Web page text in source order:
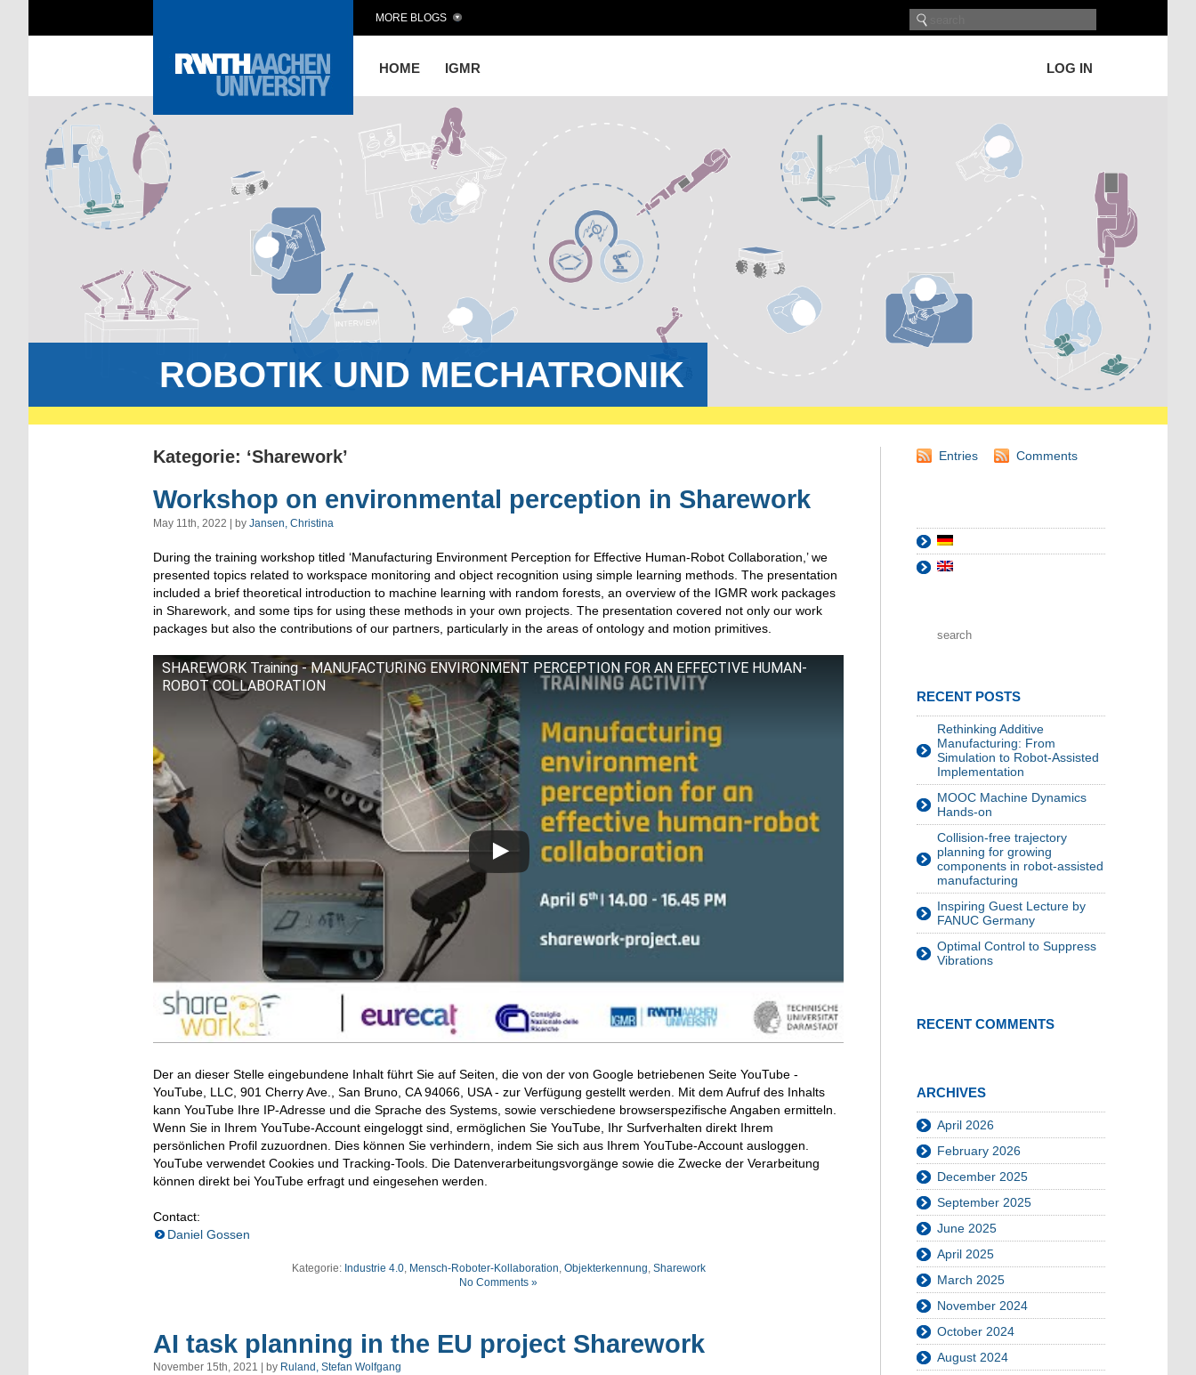
HOME IGMR LOG IN
MORE BLOGS
ROBOTIK UND MECHATRONIK
Kategorie: ‘Sharework’
Workshop on environmental perception in Sharework
May 11th, 2022 | by Jansen, Christina
During the training workshop titled ‘Manufacturing Environment Perception for Effective Human-Robot Collaboration,’we
presented topics related to workspace monitoring and object recognition using simple learning methods. The presentation
included a brief theoretical introduction to machine learning with random forests, an overview of the IGMR work packages
in Sharework and some tips for using these methods in your own projects. The presentation covered not only our work
packages but also the contributions of our partners, particularly in the areas of ontology and motion primitives
SHAREWORK Training - MANUFACTURING ENVIRONMENT PERCEPTION FOR AN EFFECTIVE HUMAN-
ROBOT COLLABORATION
Der an dieser Stelle eingebundene Inhalt führt Sie auf Seiten, die von der von Google betriebenen Seite YouTube -
YouTube, LLC, 901 Cherry Ave., San Bruno, CA 94066, USA - zur Verfügung gestellt werden. Mit dem Aufruf des Inhalts
kann YouTube Ihre IP-Adresse und die Sprache des Systems, sowie verschiedene browserspezifische Angaben ermitteln.
Wenn Sie in Ihrem YouTube-Account eingeloggt sind, ermöglichen Sie YouTube, Ihr Surfverhalten direkt Ihrem
persönlichen Profil zuzuordnen. Dies können Sie verhindern, indem Sie sich aus Ihrem YouTube-Account ausloggen.
YouTube verwendet Cookies und Tracking-Tools. Die Datenverarbeitungsvorgänge sowie die Zwecke der Verarbeitung
können direkt bei YouTube erfragt und eingesehen werden.
Contact:
Daniel Gossen
Kategorie: Industrie 4.0, Mensch-Roboter-Kollaboration, Objekterkennung, Sharework
No Comments »
AI task planning in the EU project Sharework
November 15th, 2021 | by Ruland, Stefan Wolfgang
Entries Comments
RECENT POSTS
Rethinking Additive
Manufacturing: From
Simulation to Robot-Assisted
Implementation
MOOC Machine Dynamics
Hands-on
Collision-free trajectory
planning for growing
components in robot-assisted
manufacturing
Inspiring Guest Lecture by
FANUC Germany
Optimal Control to Suppress
Vibrations
RECENT COMMENTS
ARCHIVES
April 2026
February 2026
December 2025
September 2025
June 2025
April 2025
March 2025
November 2024
October 2024
August 2024